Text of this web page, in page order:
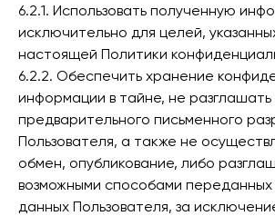
6.2.1. Использовать полученную
исключительно для целей,
настоящей Политики
6.2.2. Обеспечить хранение
информации в тайне, не разглашать
предварительного письменного
Пользователя, а также не
обмен, опубликование, либо
возможными способами
данных Пользователя, за